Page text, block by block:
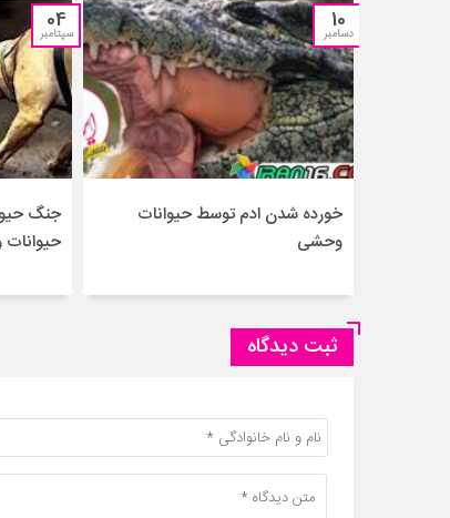
10
دسامبر
خورده شدن ادم توسط حیوانات
وحشی
04
سپتامبر
جنگ
ثبت دیدگاه